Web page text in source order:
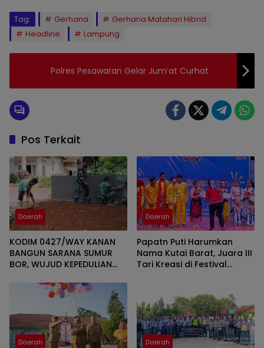
Tag: Gerhana
Gerhana Matahari Hibrid
Headline
Lampung
Polres Pesawaran Gelar Jum’at Curhat
Pos Terkait
Daerah
KODIM 0427/WAY KANAN
BANGUN SARANA SUMUR
BOR, WUJUD KEPEDULIAN
Daerah
Papatn Puti Harumkan
Nama Kutai Barat, Juara III
Tari Kreasi di Festival
Daerah Daerah